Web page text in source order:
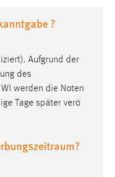
?
Aufgrund der
des
werden die Noten
Tage später verö